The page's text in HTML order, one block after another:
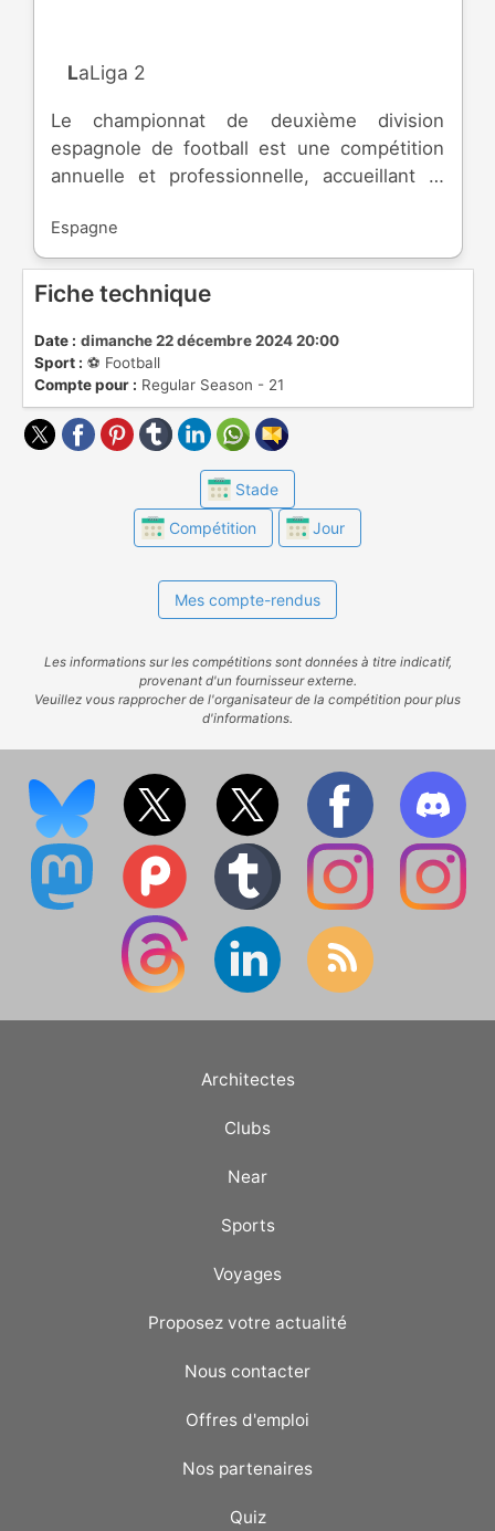
LaLiga 2
Le championnat de deuxième division
espagnole de football est une compétition
annuelle et professionnelle, accueillant le
football. Créée en 1929, la compétition
permet aux meilleures équipes d'atteindre la
première division, et les plus mauvaises
descendent en troisième division. Les clubs
participent à la Coupe du Roi, permettant de
jouer l'UEFA Europa League.
Espagne
Fiche technique
Date : dimanche 22 décembre 2024 20:00
Sport : ⚽️ Football
Compte pour : Regular Season - 21
Stade
Compétition Jour
Mes compte-rendus
Les informations sur les compétitions sont données à titre indicatif,
provenant d'un fournisseur externe.
Veuillez vous rapprocher de l'organisateur de la compétition pour plus
d'informations.
Architectes
Clubs
Near
Sports
Voyages
Proposez votre actualité
Nous contacter
Offres d'emploi
Nos partenaires
Quiz